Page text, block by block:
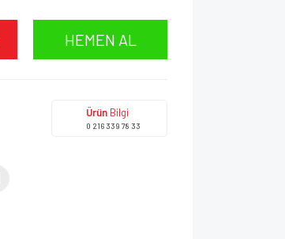
HEMEN AL
Ürün Bilgi
0 216 339 78 33